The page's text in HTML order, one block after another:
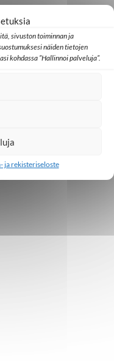
sivuston toiminnan ja
näiden tietojen
kohdassa ”Hallinnoi palveluja”.
ja rekisteriseloste
muuttuu